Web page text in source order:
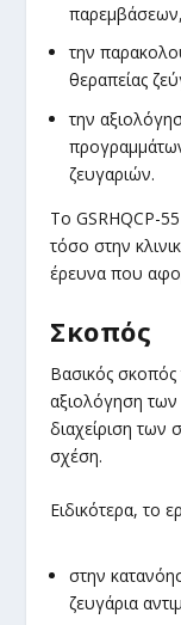
παρεμβάσεων,
την
θεραπείας
την
ζευγαριών.
Το GSRHQCP-
τόσο στην
έρευνα που
Σκοπός
Βασικός σκοπός
αξιολόγηση των
διαχείριση
σχέση.
Ειδικότερα, το
στην
ζευγάρια